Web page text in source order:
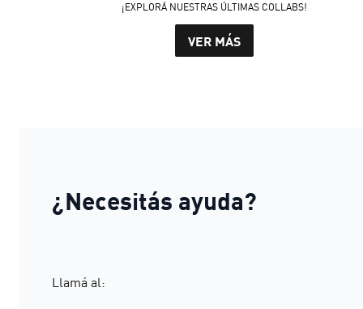
¡EXPLORÁ NUESTRAS ÚLTIMAS COLLABS!
VER MÁS
¿Necesitás ayuda?
Llamá al: